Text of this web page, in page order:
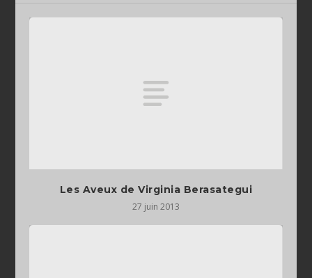
Les Aveux de Virginia Berasategui
27 juin 2013